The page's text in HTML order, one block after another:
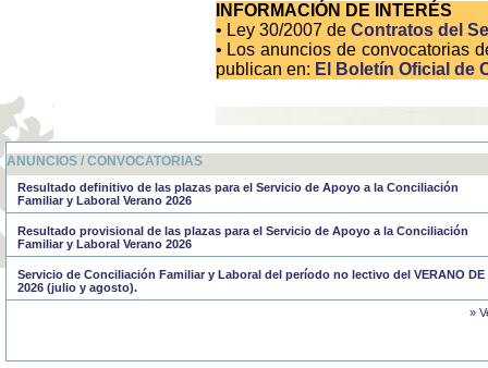
INFORMACIÓN DE INTERÉS
• Ley 30/2007 deContratos del
• Los anuncios de convocatorias
publican en: El Boletín Oficial de
ANUNCIOS / CONVOCATORIAS
Resultado definitivo de las plazas para el Servicio de Apoyo a la Conciliación
Familiar y Laboral Verano 2026
Resultado provisional de las plazas para el Servicio de Apoyo a la Conciliación
Familiar y Laboral Verano 2026
Servicio de Conciliación Familiar y Laboral del período no lectivo del VERANO DE
2026 (julio y agosto).
»